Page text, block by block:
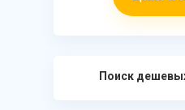
Поиск